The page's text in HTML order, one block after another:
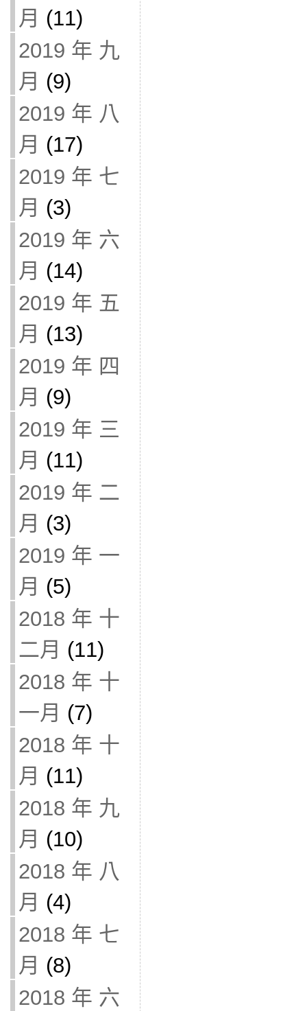
月 (11)
2019 年 九
月 (9)
2019 年 八
月 (17)
2019 年 七
月 (3)
2019 年 六
月 (14)
2019 年 五
月 (13)
2019 年 四
月 (9)
2019 年 三
月 (11)
2019 年 二
月 (3)
2019 年 一
月 (5)
2018 年 十
二月 (11)
2018 年 十
一月 (7)
2018 年 十
月 (11)
2018 年 九
月 (10)
2018 年 八
月 (4)
2018 年 七
月 (8)
2018 年 六